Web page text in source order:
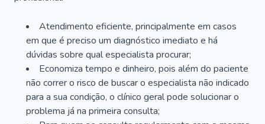
Atendimento eficiente, principalmente em casos
em que é preciso um diagnóstico imediato e há
dúvidas sobre qual especialista procurar;
Economiza tempo e dinheiro, pois além do paciente
não correr o risco de buscar o especialista não indicado
para a sua condição, o clínico geral pode solucionar o
problema já na primeira consulta;